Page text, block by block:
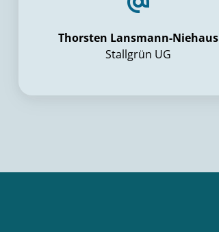
Thorsten Lansmann-Niehaus
Stallgrün UG